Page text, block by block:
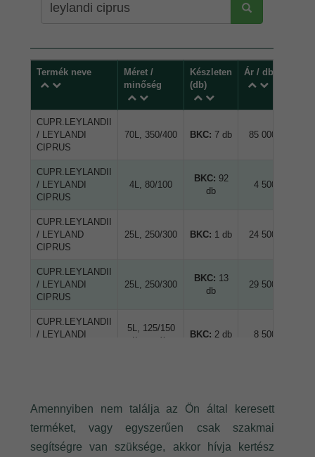
Amennyiben nem találja az Ön által keresett
terméket, vagy egyszerűen csak szakmai
segítségre van szüksége, akkor hívja kertész